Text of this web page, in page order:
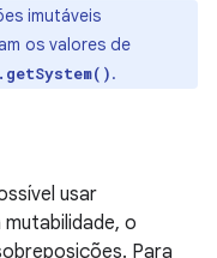
imutáveis
os valores de
.
usar
o
Para